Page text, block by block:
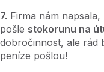
7. Firma nám
pošle stokorunu na
dobročinnost, ale rád
peníze pošlou!